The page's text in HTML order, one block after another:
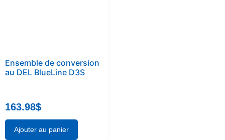
Ensemble de conversion
au DEL BlueLine D3S
163.98$
Ajouter au panier